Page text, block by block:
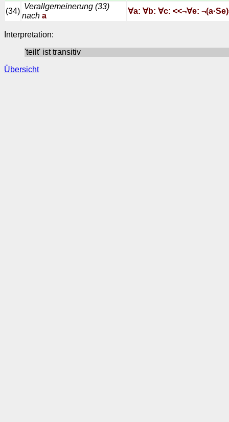
(34)
Verallgemeinerung (33)
nach a
∀a: ∀b: ∀c: <<¬∀e:
Interpretation:
'teilt' ist transitiv
Übersicht